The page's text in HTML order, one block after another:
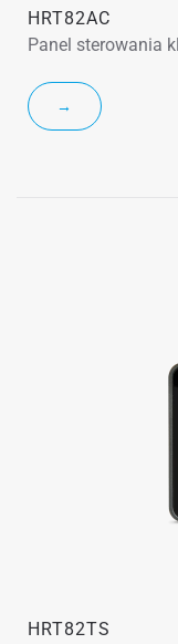
HRT82AC
Panel sterowania
→
HRT82TS